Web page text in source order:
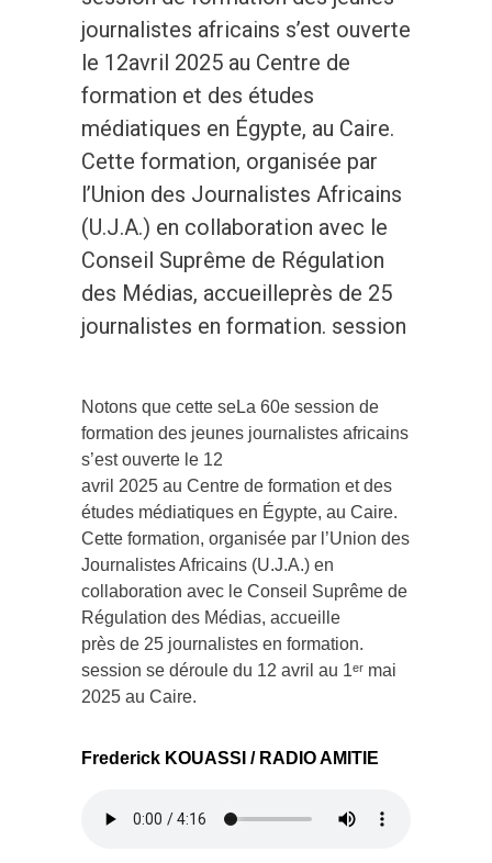
journalistes africains s’est ouverte
le 12avril 2025 au Centre de
formation et des études
médiatiques en Égypte, au Caire.
Cette formation, organisée par
l’Union des Journalistes Africains
(U.J.A.) en collaboration avec le
Conseil Suprême de Régulation
des Médias, accueilleprès de 25
journalistes en formation. session
Notons que cette seLa 60e session de
formation des jeunes journalistes africains
s’est ouverte le 12
avril 2025 au Centre de formation et des
études médiatiques en Égypte, au Caire.
Cette formation, organisée par l’Union des
Journalistes Africains (U.J.A.) en
collaboration avec le Conseil Suprême de
Régulation des Médias, accueille
près de 25 journalistes en formation.
session se déroule du 12 avril au 1ᵉʳ mai
2025 au Caire.
Frederick KOUASSI / RADIO AMITIE